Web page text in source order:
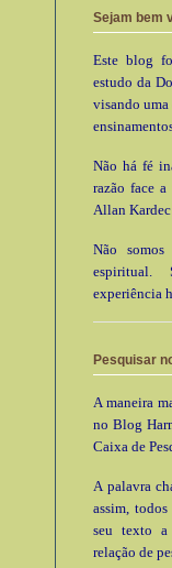
Sejam bem
Este blog
estudo da
visando uma
Não há fé
razão face a
Allan Kardec
Não somos
espiritual.
experiência
Pesquisar
A maneira
no Blog
Caixa de
A palavra
assim,
seu texto a
relação de